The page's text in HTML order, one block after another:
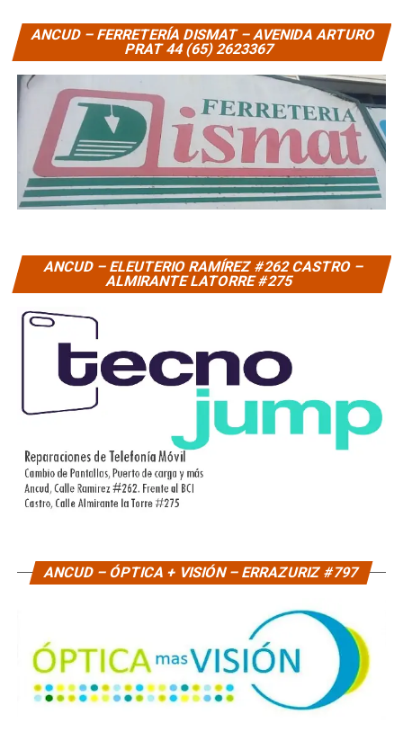
ANCUD – FERRETERÍA DISMAT – AVENIDA ARTURO
PRAT 44 (65) 2623367
ANCUD – ELEUTERIO RAMÍREZ #262 CASTRO –
ALMIRANTE LATORRE #275
ANCUD – ÓPTICA + VISIÓN – ERRAZURIZ #797